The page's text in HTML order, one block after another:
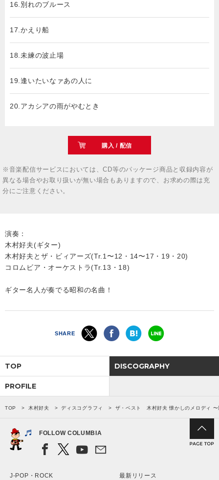
16.別れのブルース
17.かえり船
18.未練の波止場
19.逢いたいなァあの人に
20.アカシアの雨がやむとき
購入 / 配信
※音楽配信サービスにおいては、CD等のパッケージ商品と収録内容が
異なる場合やお取り扱いが無い場合もありますので、お求めの際は充
分にご注意ください。
演奏：
木村好夫(ギター)
木村好夫とザ・ビィアーズ(Tr.1〜12・14〜17・19・20)
コロムビア・オーケストラ(Tr.13・18)
ギター名人が奏でる昭和の名曲！
SHARE
TOP DISCOGRAPHY
PROFILE
TOP 木村好夫 ディスコグラフィ ザ・ベスト 木村好夫 懐かしのメロディ 〜
FOLLOW COLUMBIA
J-POP・ROCK 最新リリース